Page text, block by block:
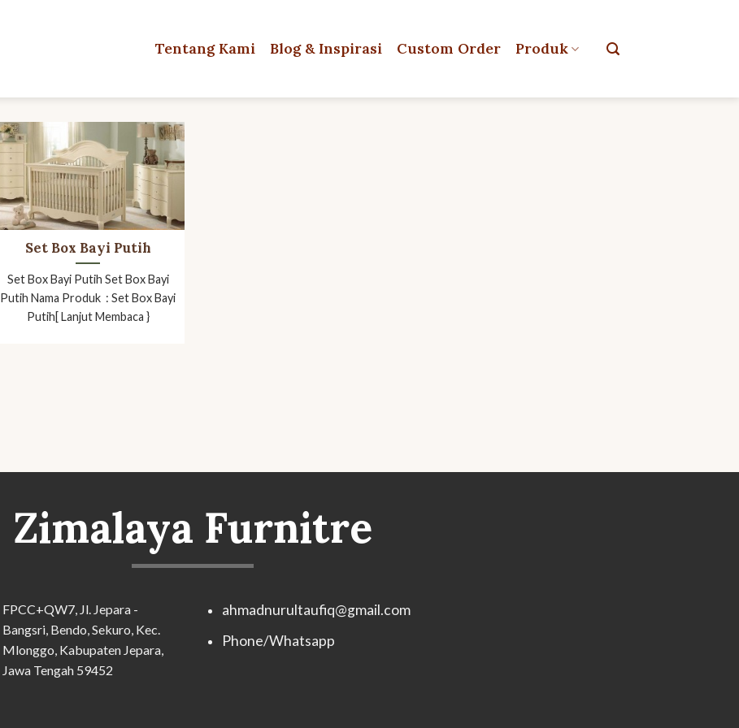
Tentang Kami Blog & Inspirasi Custom Order Produk
Set Box Bayi Putih
Set Box Bayi Putih Set Box Bayi
Putih Nama Produk : Set Box Bayi
Putih[ Lanjut Membaca }
Zimalaya Furnitre
FPCC+QW7, Jl. Jepara -
Bangsri, Bendo, Sekuro, Kec.
Mlonggo, Kabupaten Jepara,
Jawa Tengah 59452
ahmadnurultaufiq@gmail.com
Phone/Whatsapp